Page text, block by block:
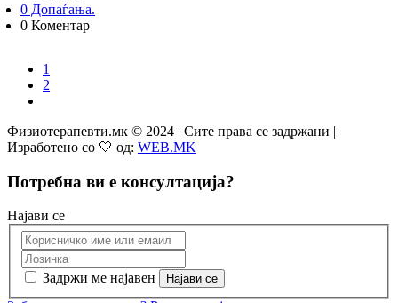
0 Допаѓања.
0 Коментар
1
2
Физиотерапевти.мк © 2024 | Сите права се задржани |
Изработено со 🤍 од: WEB.MK
Потребна ви е консултација?
Најави се
Задржи ме најавен